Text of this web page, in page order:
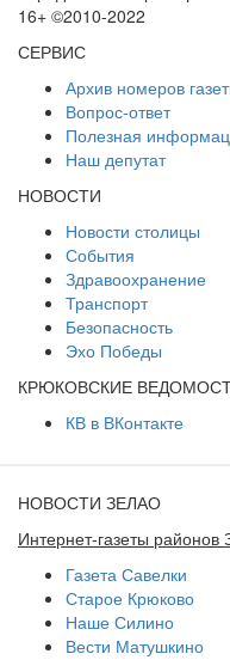
16+ ©2010-2022
СЕРВИС
Архив номеров
Вопрос-ответ
Полезная
Наш депутат
НОВОСТИ
Новости столицы
События
Здравоохранение
Транспорт
Безопасность
Эхо Победы
КРЮКОВСКИЕ
КВ в ВКонтакте
НОВОСТИ ЗЕЛАО
Интернет-газеты
Газета Савелки
Старое Крюково
Наше Силино
Вести Матушкино